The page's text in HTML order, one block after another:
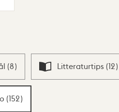
(8) Litteraturtips (12)
(152)